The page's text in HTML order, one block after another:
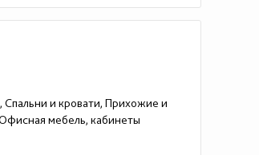
Спальни и кровати, Прихожие и
мебель, кабинеты